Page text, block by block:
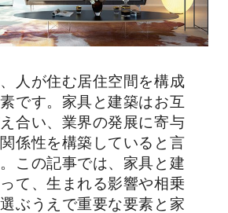
人が住む居住空間を構成
です。家具と建築はお互
合い、業界の発展に寄与
係性を構築していると言
この記事では、家具と建
て、生まれる影響や相乗
ぶうえで重要な要素と家